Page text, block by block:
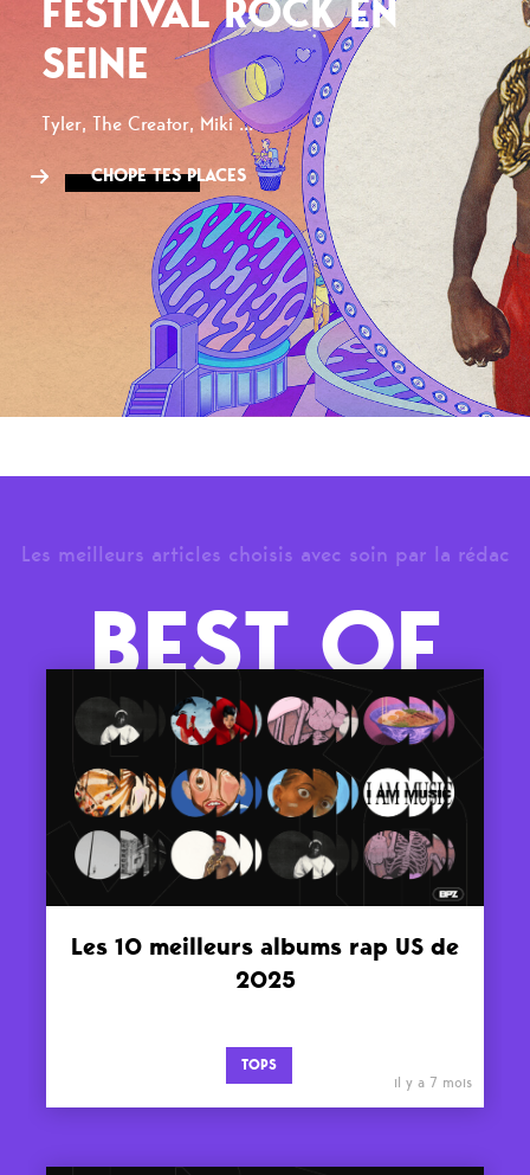
FESTIVAL ROCK EN
SEINE
Tyler, The Creator, Miki ...
CHOPE TES PLACES
Les meilleurs articles choisis avec soin par la rédac
BEST OF
Les 10 meilleurs albums rap US de
2025
TOPS
il y a 7 mois